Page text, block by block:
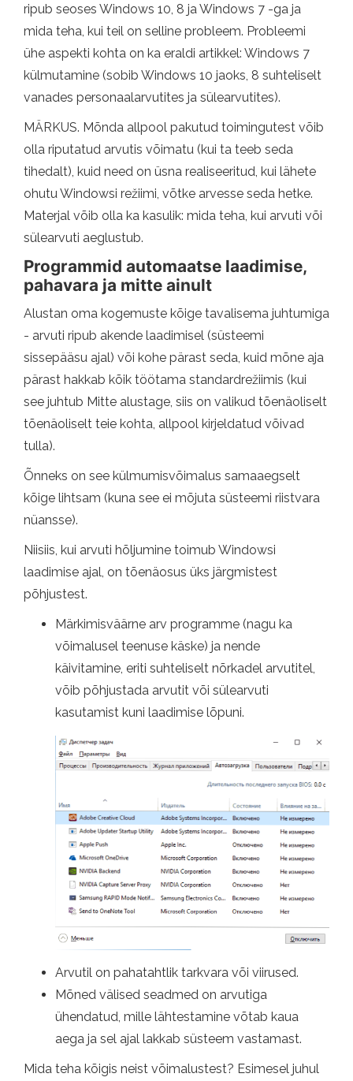
ripub seoses Windows 10, 8 ja Windows 7 -ga ja
mida teha, kui teil on selline probleem. Probleemi
ühe aspekti kohta on ka eraldi artikkel: Windows 7
külmutamine (sobib Windows 10 jaoks, 8 suhteliselt
vanades personaalarvutites ja sülearvutites).
MÄRKUS. Mõnda allpool pakutud toimingutest võib
olla riputatud arvutis võimatu (kui ta teeb seda
tihedalt), kuid need on üsna realiseeritud, kui lähete
ohutu Windowsi režiimi, võtke arvesse seda hetke.
Materjal võib olla ka kasulik: mida teha, kui arvuti või
sülearvuti aeglustub.
Programmid automaatse laadimise,
pahavara ja mitte ainult
Alustan oma kogemuste kõige tavalisema juhtumiga
- arvuti ripub akende laadimisel (süsteemi
sissepääsu ajal) või kohe pärast seda, kuid mõne aja
pärast hakkab kõik töötama standardrežiimis (kui
see juhtub Mitte alustage, siis on valikud tõenäoliselt
tõenäoliselt teie kohta, allpool kirjeldatud võivad
tulla).
Õnneks on see külmumisvõimalus samaaegselt
kõige lihtsam (kuna see ei mõjuta süsteemi riistvara
nüansse).
Niisiis, kui arvuti hõljumine toimub Windowsi
laadimise ajal, on tõenäosus üks järgmistest
põhjustest.
Märkimisväärne arv programme (nagu ka
võimalusel teenuse käske) ja nende
käivitamine, eriti suhteliselt nõrkadel arvutitel,
võib põhjustada arvutit või sülearvuti
kasutamist kuni laadimise lõpuni.
Arvutil on pahatahtlik tarkvara või viirused.
Mõned välised seadmed on arvutiga
ühendatud, mille lähtestamine võtab kaua
aega ja sel ajal lakkab süsteem vastamast.
Mida teha kõigis neist võimalustest? Esimesel juhul